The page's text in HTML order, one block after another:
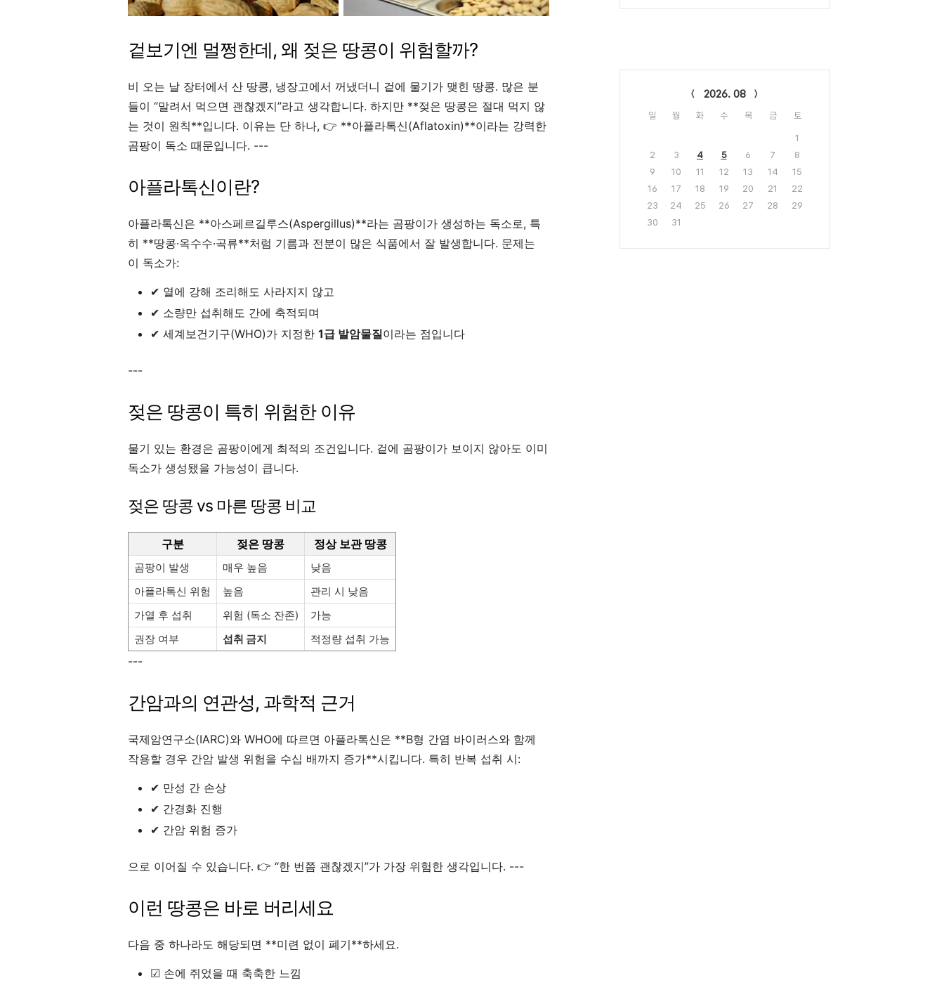
겉보기엔 멀쩡한데, 왜 젖은 땅콩이 위험할까?
비 오는 날 장터에서 산 땅콩, 냉장고에서 꺼냈더니 겉에 물기가 맺힌 땅콩. 많은 분
들이 “말려서 먹으면 괜찮겠지”라고 생각합니다. 하지만 **젖은 땅콩은 절대 먹지 않
는 것이 원칙**입니다. 이유는 단 하나, 👉 **아플라톡신(Aflatoxin)**이라는 강력한
곰팡이 독소 때문입니다. ---
아플라톡신이란?
아플라톡신은 **아스페르길루스(Aspergillus)**라는 곰팡이가 생성하는 독소로, 특
히 **땅콩·옥수수·곡류**처럼 기름과 전분이 많은 식품에서 잘 발생합니다. 문제는
이 독소가:
✔ 열에 강해 조리해도 사라지지 않고
✔ 소량만 섭취해도 간에 축적되며
✔ 세계보건기구(WHO)가 지정한 1급 발암물질이라는 점입니다
---
젖은 땅콩이 특히 위험한 이유
물기 있는 환경은 곰팡이에게 최적의 조건입니다. 겉에 곰팡이가 보이지 않아도 이미
독소가 생성됐을 가능성이 큽니다.
젖은 땅콩 vs 마른 땅콩 비교
구분 젖은 땅콩 정상 보관 땅콩
곰팡이 발생 매우 높음
낮음
아플라톡신 위험
높음
관리 시 낮음
가열 후 섭취
위험 (독소 잔존)
가능
권장 여부
섭취 금지 적정량 섭취 가능
---
간암과의 연관성, 과학적 근거
국제암연구소(IARC)와 WHO에 따르면 아플라톡신은 **B형 간염 바이러스와 함께
작용할 경우 간암 발생 위험을 수십 배까지 증가**시킵니다. 특히 반복 섭취 시:
✔ 만성 간 손상
✔ 간경화 진행
✔ 간암 위험 증가
으로 이어질 수 있습니다. 👉 “한 번쯤 괜찮겠지”가 가장 위험한 생각입니다. ---
이런 땅콩은 바로 버리세요
다음 중 하나라도 해당되면 **미련 없이 폐기**하세요.
☑ 손에 쥐었을 때 축축한 느낌
2026. 08
일 월 화 수 목 금 토
1
2
3 4 5 6 7
8
9
10 11 12 13 14
15
16
17 18 19 20 21
22
23
24 25 26 27 28
29
30
31